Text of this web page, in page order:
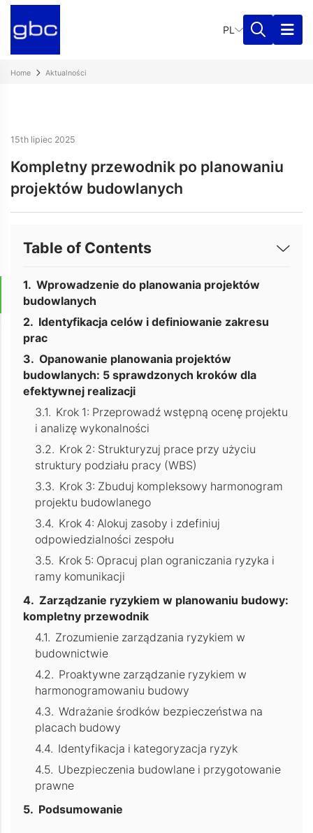
PL
Home Aktualności
15th lipiec 2025
Kompletny przewodnik po planowaniu
projektów budowlanych
Table of Contents
Wprowadzenie do planowania projektów
budowlanych
Identyfikacja celów i definiowanie zakresu
prac
Opanowanie planowania projektów
budowlanych: 5 sprawdzonych kroków dla
efektywnej realizacji
Krok 1: Przeprowadź wstępną ocenę projektu
i analizę wykonalności
Krok 2: Strukturyzuj prace przy użyciu
struktury podziału pracy (WBS)
Krok 3: Zbuduj kompleksowy harmonogram
projektu budowlanego
Krok 4: Alokuj zasoby i zdefiniuj
odpowiedzialności zespołu
Krok 5: Opracuj plan ograniczania ryzyka i
ramy komunikacji
Zarządzanie ryzykiem w planowaniu budowy:
kompletny przewodnik
Zrozumienie zarządzania ryzykiem w
budownictwie
Proaktywne zarządzanie ryzykiem w
harmonogramowaniu budowy
Wdrażanie środków bezpieczeństwa na
placach budowy
Identyfikacja i kategoryzacja ryzyk
Ubezpieczenia budowlane i przygotowanie
prawne
Podsumowanie